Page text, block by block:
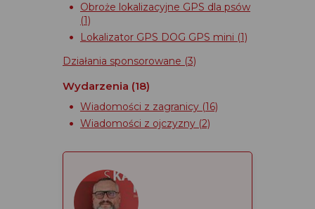
Obroże lokalizacyjne GPS dla psów
(1)
Lokalizator GPS DOG GPS mini (1)
Działania sponsorowane (3)
Wydarzenia (18)
Wiadomości z zagranicy (16)
Wiadomości z ojczyzny (2)